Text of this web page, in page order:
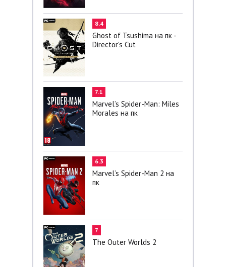
8.4
Ghost of Tsushima на пк -
Director's Cut
7.1
Marvel’s Spider-Man: Miles
Morales на пк
6.3
Marvel’s Spider-Man 2 на
пк
7
The Outer Worlds 2